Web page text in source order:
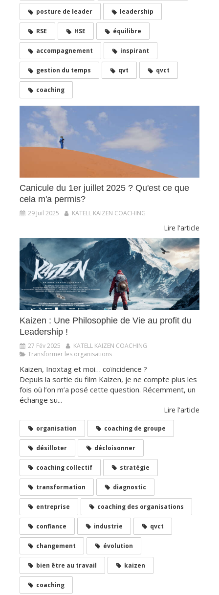
posture de leader leadership
RSE HSE équilibre
accompagnement inspirant
gestion du temps qvt qvct
coaching
Canicule du 1er juillet 2025 ? Qu'est ce que
cela m'a permis?
29 Juil 2025 KATELL KAIZEN COACHING
Lire l'article
​​​​​​​Kaizen : Une Philosophie de Vie au profit du
Leadership !
27 Fév 2025
KATELL KAIZEN COACHING
Transformer les organisations
Kaizen, Inoxtag et moi… coïncidence ?
Depuis la sortie du film Kaizen, je ne compte plus les
fois où l’on m’a posé cette question. Récemment, un
échange su...
Lire l'article
organisation coaching de groupe
désilloter décloisonner
coaching collectif stratégie
transformation diagnostic
entreprise coaching des organisations
confiance industrie qvct
changement évolution
bien être au travail kaizen
coaching